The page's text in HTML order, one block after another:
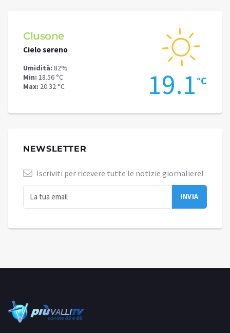
Clusone
Cielo sereno
Umidità: 82%
Min: 18.56 °C
Max: 20.32 °C 19.1 °C
NEWSLETTER
Iscriviti per ricevere tutte le notizie giornaliere!